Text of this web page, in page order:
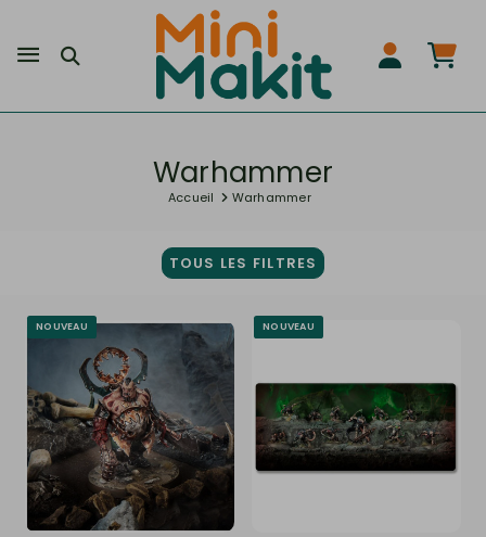
Warhammer
Accueil Warhammer
TOUS LES FILTRES
NOUVEAU NOUVEAU